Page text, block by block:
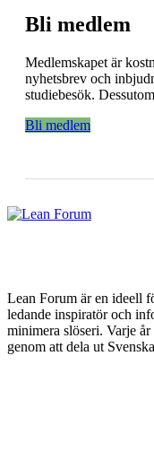
Bli medlem
Medlemskapet är
nyhetsbrev och
studiebesök.
Bli medlem
Lean Forum är en ideell
ledande inspiratör och
minimera slöseri. Varje
genom att dela ut